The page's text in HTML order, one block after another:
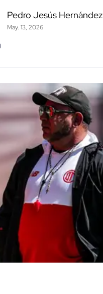
Pedro Jesús Hernández
May. 13, 2026